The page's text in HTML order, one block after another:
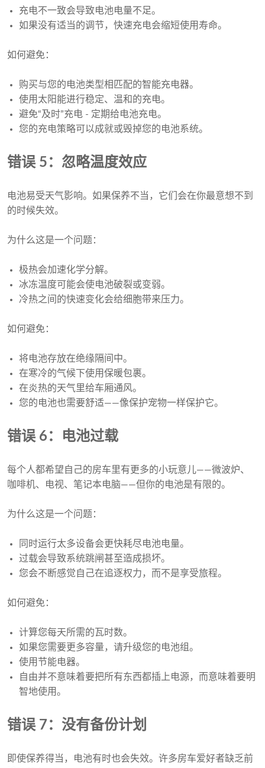
充电不一致会导致电池电量不足。
如果没有适当的调节，快速充电会缩短使用寿命。
如何避免：
购买与您的电池类型相匹配的智能充电器。
使用太阳能进行稳定、温和的充电。
避免“及时”充电 - 定期给电池充电。
您的充电策略可以成就或毁掉您的电池系统。
错误 5：忽略温度效应
电池易受天气影响。如果保养不当，它们会在你最意想不到
的时候失效。
为什么这是一个问题：
极热会加速化学分解。
冰冻温度可能会使电池破裂或变弱。
冷热之间的快速变化会给细胞带来压力。
如何避免：
将电池存放在绝缘隔间中。
在寒冷的气候下使用保暖包裹。
在炎热的天气里给车厢通风。
您的电池也需要舒适——像保护宠物一样保护它。
错误 6：电池过载
每个人都希望自己的房车里有更多的小玩意儿——微波炉、
咖啡机、电视、笔记本电脑——但你的电池是有限的。
为什么这是一个问题：
同时运行太多设备会更快耗尽电池电量。
过载会导致系统跳闸甚至造成损坏。
您会不断感觉自己在追逐权力，而不是享受旅程。
如何避免：
计算您每天所需的瓦时数。
如果您需要更多容量，请升级您的电池组。
使用节能电器。
自由并不意味着要把所有东西都插上电源，而意味着要明
智地使用。
错误 7：没有备份计划
即使保养得当，电池有时也会失效。许多房车爱好者缺乏前